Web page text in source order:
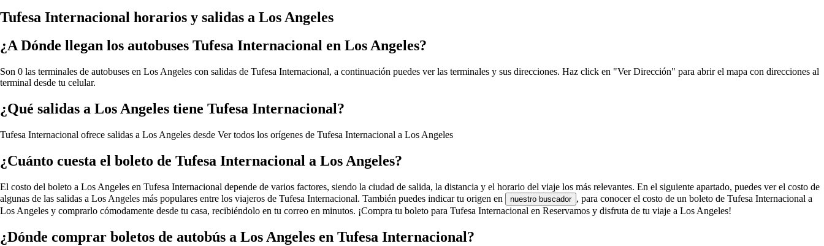
Tufesa Internacional horarios y salidas a Los Angeles
¿A Dónde llegan los autobuses Tufesa Internacional en Los Angeles?
Son 0 las terminales de autobuses en Los Angeles con salidas de Tufesa Internacional, a continuación puedes ver las terminales y sus direcciones. Haz click en "Ver Dirección" para abrir el mapa con direcciones al
terminal desde tu celular.
¿Qué salidas a Los Angeles tiene Tufesa Internacional?
Tufesa Internacional ofrece salidas a Los Angeles desde Ver todos los orígenes de Tufesa Internacional a Los Angeles
¿Cuánto cuesta el boleto de Tufesa Internacional a Los Angeles?
El costo del boleto a Los Angeles en Tufesa Internacional depende de varios factores, siendo la ciudad de salida, la distancia y el horario del viaje los más relevantes. En el siguiente apartado, puedes ver el costo de
algunas de las salidas a Los Angeles más populares entre los viajeros de Tufesa Internacional. También puedes indicar tu origen en
nuestro buscador , para conocer el costo de un boleto de Tufesa Internacional a
Los Angeles y comprarlo cómodamente desde tu casa, recibiéndolo en tu correo en minutos. ¡Compra tu boleto para Tufesa Internacional en Reservamos y disfruta de tu viaje a Los Angeles!
¿Dónde comprar boletos de autobús a Los Angeles en Tufesa Internacional?